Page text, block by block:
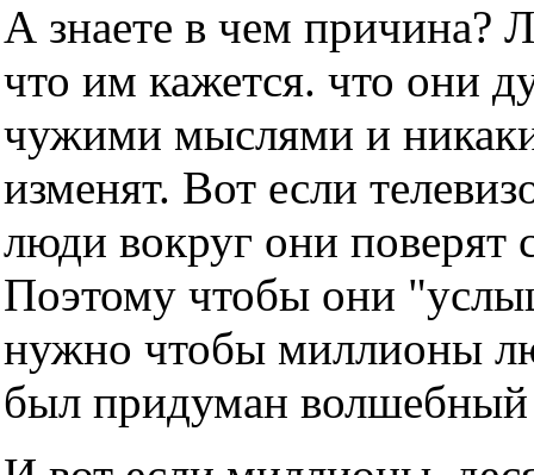
А знаете в чем причина?
что им кажется. что они
чужими мыслями и
изменят. Вот если
люди вокруг они поверят
Поэтому чтобы они
нужно чтобы миллионы
был придуман волшебный